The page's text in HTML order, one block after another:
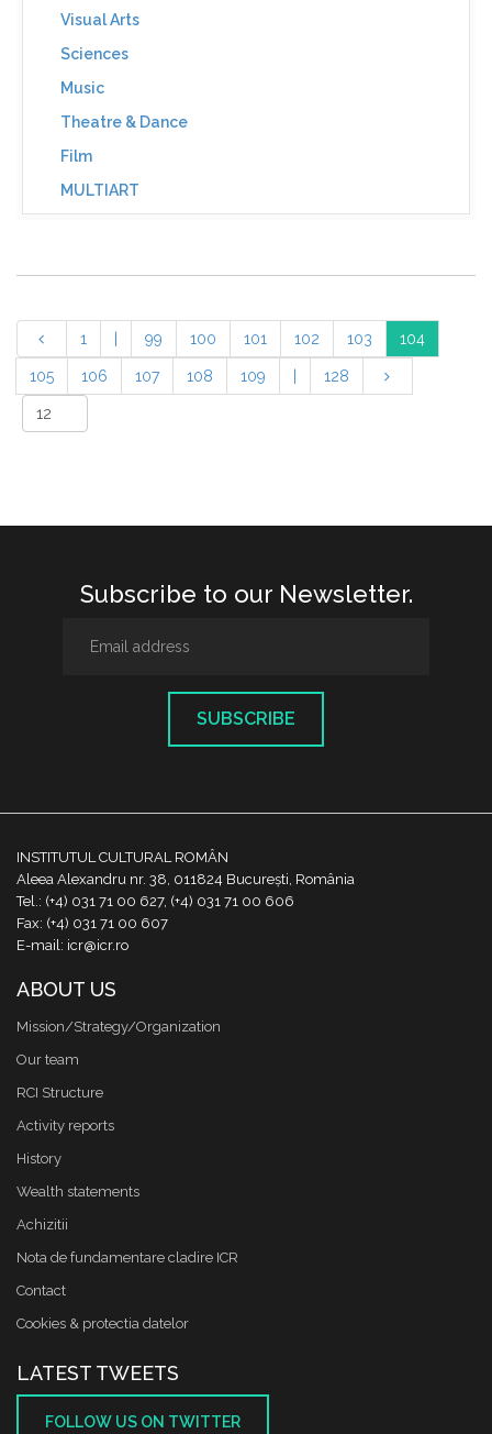
Visual Arts
Sciences
Music
Theatre & Dance
Film
MULTIART
1 99 100 101 102 103 104
105 106 107 108 109 128
Subscribe to our Newsletter.
SUBSCRIBE
INSTITUTUL CULTURAL ROMÂN
Aleea Alexandru nr. 38, 011824 București, România
Tel.: (+4) 031 71 00 627, (+4) 031 71 00 606
Fax: (+4) 031 71 00 607
E-mail: icr@icr.ro
ABOUT US
Mission/Strategy/Organization
Our team
RCI Structure
Activity reports
History
Wealth statements
Achizitii
Nota de fundamentare cladire ICR
Contact
Cookies & protectia datelor
LATEST TWEETS
FOLLOW US ON TWITTER